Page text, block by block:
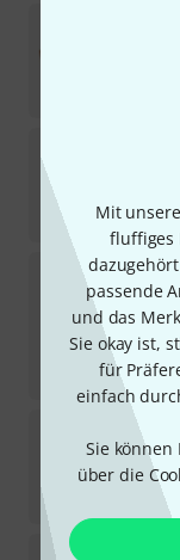
Mit
fluffiges
passende
und das
Sie okay ist,
für
einfach
Sie
über die
-6%
408